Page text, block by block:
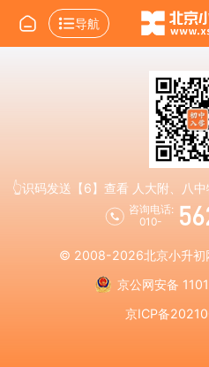
导航
👆识码发送【6】查看 人大附、八
咨询电话:
010-
© 2008-2026北京小升初
京公网安备
京ICP备